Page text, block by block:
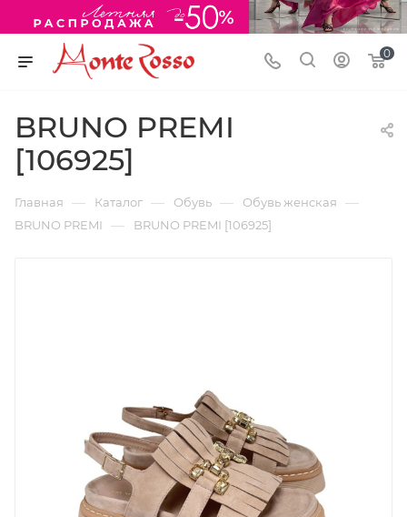
0
BRUNO PREMI
[106925]
Главная — Каталог — Обувь — Обувь женская —
BRUNO PREMI — BRUNO PREMI [106925]